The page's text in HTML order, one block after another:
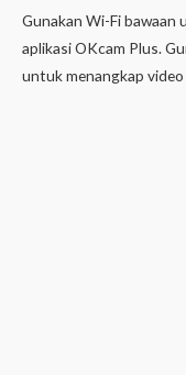
Gunakan Wi-Fi bawaan
aplikasi OKcam Plus.
untuk menangkap